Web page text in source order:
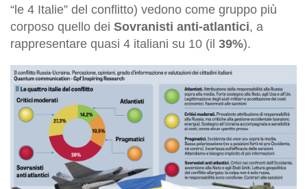
“le 4 Italie” del conflitto) vedono come gruppo più
corposo quello dei Sovranisti anti-atlantici, a
rappresentare quasi 4 italiani su 10 (il 39%).